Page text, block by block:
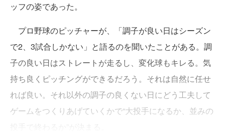
ッフの姿であった。
プロ野球のピッチャーが、「調子が良い日はシーズン
で2、3試合しかない」と語るのを聞いたことがある。調
子の良い日はストレートが走るし、変化球もキレる。気
持ち良くピッチングができるだろう。それは自然に任せ
れば良い。それ以外の調子の良くない日にどう工夫して
ゲームをつくりあげていくかで“大投手になるか、並みの